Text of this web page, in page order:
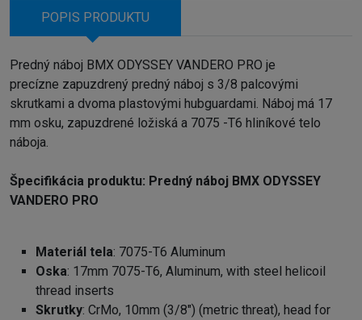
POPIS PRODUKTU
Predný náboj BMX ODYSSEY VANDERO PRO je
precízne zapuzdrený predný náboj s 3/8 palcovými
skrutkami a dvoma plastovými hubguardami. Náboj má 17
mm osku, zapuzdrené ložiská a 7075 -T6 hliníkové telo
náboja.
Špecifikácia produktu: Predný náboj BMX ODYSSEY
VANDERO PRO
Materiál tela: 7075-T6 Aluminum
Oska: 17mm 7075-T6, Aluminum, with steel helicoil
thread inserts
Skrutky: CrMo, 10mm (3/8") (metric threat), head for